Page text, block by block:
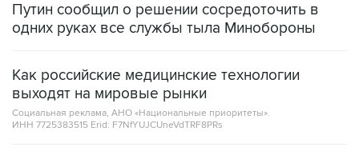
Путин сообщил о решении сосредоточить в
одних руках все службы тыла Минобороны
Как российские медицинские технологии
выходят на мировые рынки
Социальная реклама, АНО «Национальные приоритеты».
ИНН 7725383515 Erid: F7NfYUJCUneVdTRF8PRs